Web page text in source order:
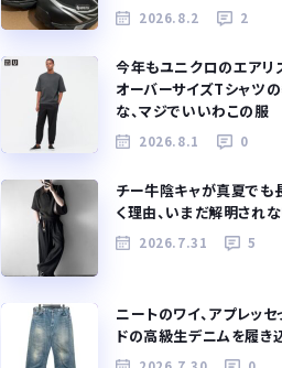
2026.8.2 2
今年もユニクロのエアリ
オーバーサイズTシャツ
な、マジでいいわこの服
2026.8.1 0
チー牛陰キャが真夏でも
く理由、いまだ解明され
2026.7.31 5
ニートのワイ、アプレッセ
ドの高級生デニムを履き